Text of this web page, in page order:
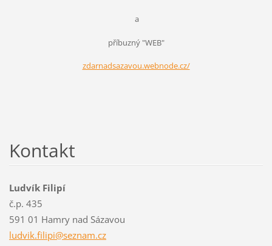
a
příbuzný "WEB"
zdarnadsazavou.webnode.cz/
Kontakt
Ludvík Filipí
č.p. 435
591 01 Hamry nad Sázavou
ludvik.filipi@seznam.cz